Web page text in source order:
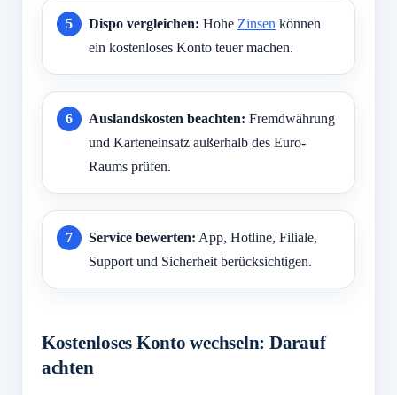
Dispo vergleichen: Hohe Zinsen können
ein kostenloses Konto teuer machen.
Auslandskosten beachten: Fremdwährung
und Karteneinsatz außerhalb des Euro-
Raums prüfen.
Service bewerten: App, Hotline, Filiale,
Support und Sicherheit berücksichtigen.
Kostenloses Konto wechseln: Darauf
achten